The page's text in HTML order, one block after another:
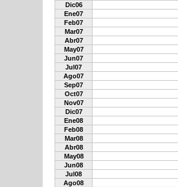
Dic06
Ene07
Feb07
Mar07
Abr07
May07
Jun07
Jul07
Ago07
Sep07
Oct07
Nov07
Dic07
Ene08
Feb08
Mar08
Abr08
May08
Jun08
Jul08
Ago08